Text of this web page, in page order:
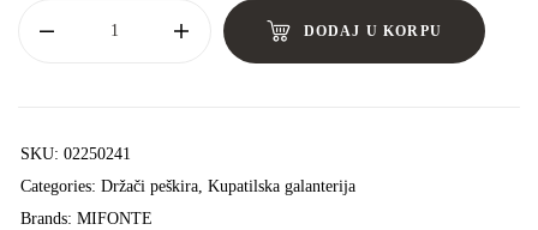
DODAJ U KORPU
SKU: 02250241
Categories: Držači peškira, Kupatilska galanterija
Brands: MIFONTE